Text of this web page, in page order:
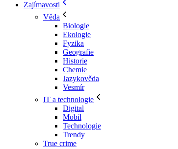
Zajímavosti
Věda
Biologie
Ekologie
Fyzika
Geografie
Historie
Chemie
Jazykověda
Vesmír
IT a technologie
Digital
Mobil
Technologie
Trendy
True crime